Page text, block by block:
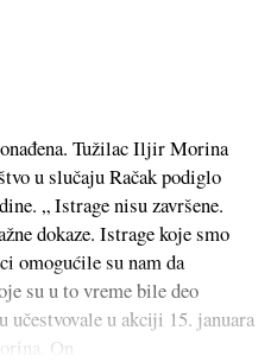
Tužilac Iljir Morina
u slučaju Račak podiglo
„ Istrage nisu završene.
dokaze. Istrage koje smo
omogućile su nam da
su u to vreme bile deo
učestvovale u akciji 15. januara
On